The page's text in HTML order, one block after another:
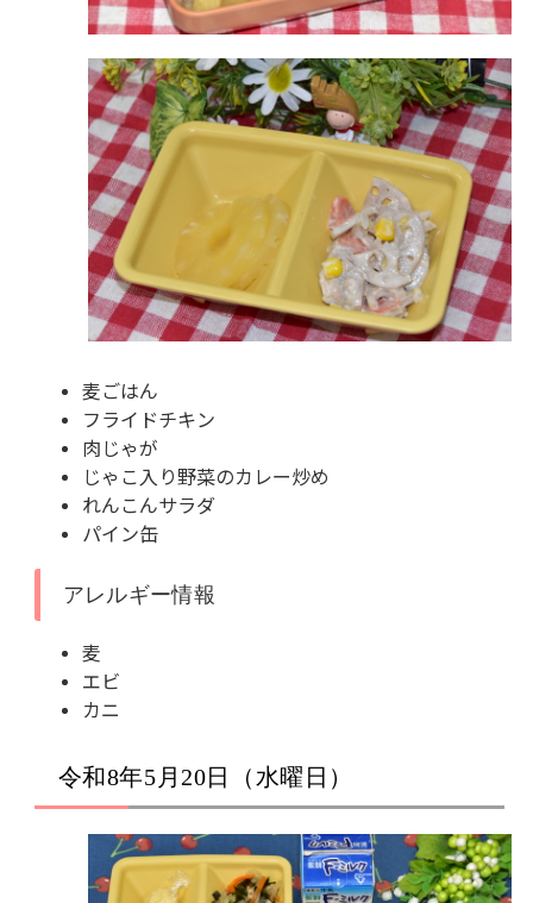
麦ごはん
フライドチキン
肉じゃが
じゃこ入り野菜のカレー炒め
れんこんサラダ
パイン缶
アレルギー情報
麦
エビ
カニ
令和8年5月20日（水曜日）